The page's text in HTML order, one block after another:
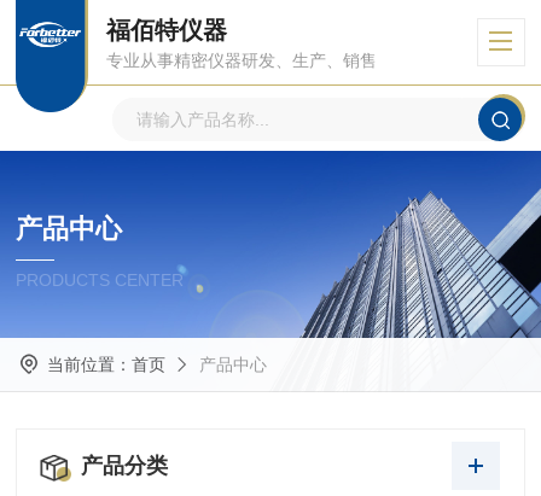
福佰特仪器
专业从事精密仪器研发、生产、销售
产品中心
PRODUCTS CENTER
当前位置： 首页 产品中心
产品分类